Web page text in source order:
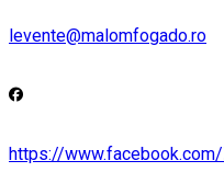
levente@malomfogado.ro
https://